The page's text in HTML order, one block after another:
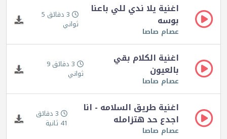
اغنية يلا ندي للي باعنا
بوسه
عصام صاصا
3 دقائق 5
ثواني
اغنية الكلام بقي
بالعيون
عصام صاصا
3 دقائق 9
ثواني
اغنية طريق السلامه - انا
اجدع حد هتزامله
عصام صاصا
3 دقائق
41 ثانية